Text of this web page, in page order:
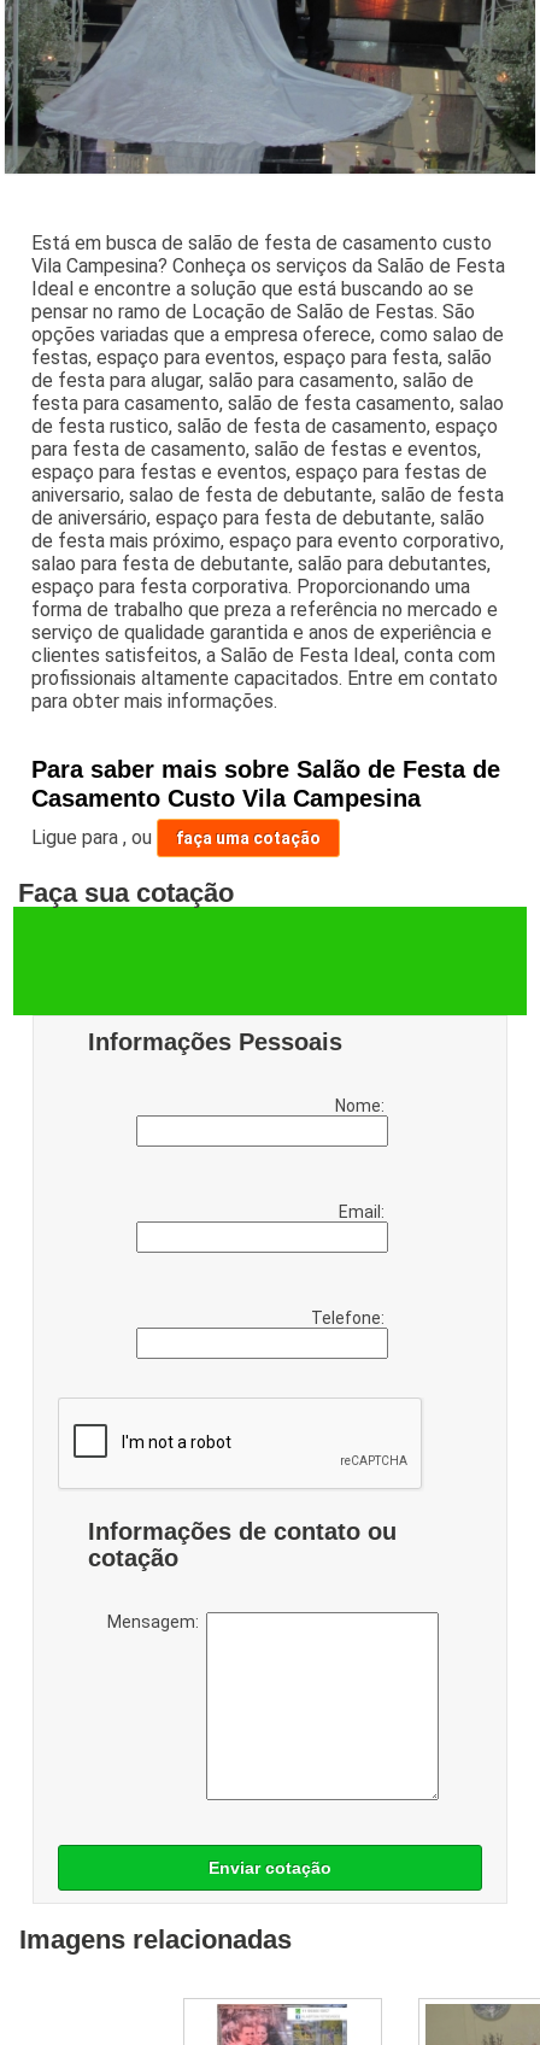
Está em busca de salão de festa de casamento custo
Vila Campesina? Conheça os serviços da Salão de Festa
Ideal e encontre a solução que está buscando ao se
pensar no ramo de Locação de Salão de Festas. São
opções variadas que a empresa oferece, como salao de
festas, espaço para eventos, espaço para festa, salão
de festa para alugar, salão para casamento, salão de
festa para casamento, salão de festa casamento, salao
de festa rustico, salão de festa de casamento, espaço
para festa de casamento, salão de festas e eventos,
espaço para festas e eventos, espaço para festas de
aniversario, salao de festa de debutante, salão de festa
de aniversário, espaço para festa de debutante, salão
de festa mais próximo, espaço para evento corporativo,
salao para festa de debutante, salão para debutantes,
espaço para festa corporativa. Proporcionando uma
forma de trabalho que preza a referência no mercado e
serviço de qualidade garantida e anos de experiência e
clientes satisfeitos, a Salão de Festa Ideal, conta com
profissionais altamente capacitados. Entre em contato
para obter mais informações.
Para saber mais sobre Salão de Festa de
Casamento Custo Vila Campesina
Ligue para,ou faça uma cotação
Faça sua cotação
Informações Pessoais
Nome:
Email:
Telefone:
Informações de contato ou
cotação
Mensagem:
Enviar cotação
Imagens relacionadas